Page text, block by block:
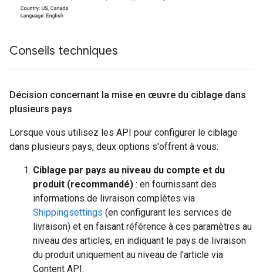
Conseils techniques
Décision concernant la mise en œuvre du ciblage dans
plusieurs pays
Lorsque vous utilisez les API pour configurer le ciblage
dans plusieurs pays, deux options s'offrent à vous:
Ciblage par pays au niveau du compte et du
produit (recommandé) : en fournissant des
informations de livraison complètes via
Shippingsettings (en configurant les services de
livraison) et en faisant référence à ces paramètres au
niveau des articles, en indiquant le pays de livraison
du produit uniquement au niveau de l'article via
Content API.